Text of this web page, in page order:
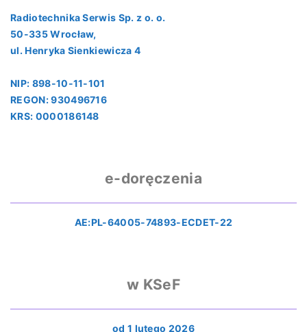
Radiotechnika Serwis Sp. z o. o.
50-335 Wrocław,
ul. Henryka Sienkiewicza 4
NIP: 898-10-11-101
REGON: 930496716
KRS: 0000186148
e-doręczenia
AE:PL-64005-74893-ECDET-22
w KSeF
od 1 lutego 2026